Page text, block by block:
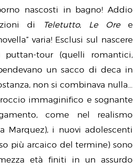
nascosti in bagno! Addio
di
Teletutto, Le Oree
varia! Esclusi sul nascere
tour (quelli romantici,
un sacco di deca in
non si combinava nulla…
immaginifico e sognante
come nel realismo
Marquez), i nuovi adolescenti
più arcaico del termine) sono
età finiti in un assurdo